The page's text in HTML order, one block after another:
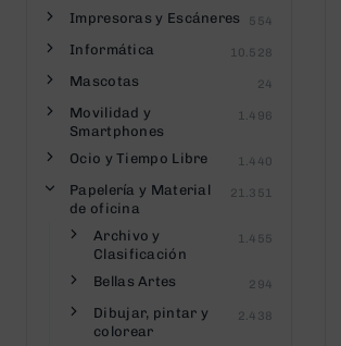
Impresoras y Escáneres 554
Informática 10.528
Mascotas 24
Movilidad y
Smartphones
1.496
Ocio y Tiempo Libre 1.440
Papelería y Material
de oficina
21.351
Archivo y
Clasificación
1.455
Bellas Artes 294
Dibujar, pintar y
colorear
2.438